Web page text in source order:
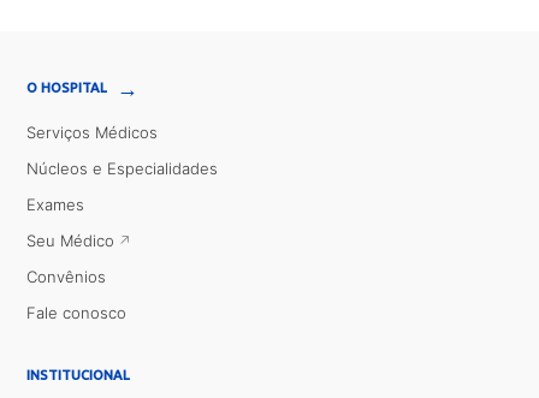
O HOSPITAL →
Serviços Médicos
Núcleos e Especialidades
Exames
Seu Médico
Convênios
Fale conosco
INSTITUCIONAL